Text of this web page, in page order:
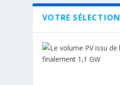
VOTRE SÉLECTION